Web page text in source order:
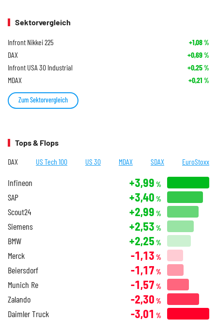
Sektorvergleich
Infront Nikkei 225 +1,08%
DAX +0,69%
Infront USA 30 Industrial +0,25%
MDAX +0,21 %
Zum Sektorvergleich
Tops & Flops
DAX US Tech 100 US 30 MDAX SDAX EuroStoxx
Infineon +3,99 %
SAP +3,40 %
Scout24 +2,99 %
Siemens +2,53 %
BMW +2,25 %
Merck -1,13 %
Beiersdorf -1,17 %
Munich Re -1,57 %
Zalando -2,30 %
Daimler Truck -3,01 %